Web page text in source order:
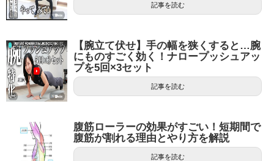
記事を読む
【腕立て伏せ】手の幅を狭くすると…腕
にものすごく効く！ナロープッシュアッ
プを5回×3セット
記事を読む
腹筋ローラーの効果がすごい！短期間で
腹筋が割れる理由とやり方を解説
記事を読む